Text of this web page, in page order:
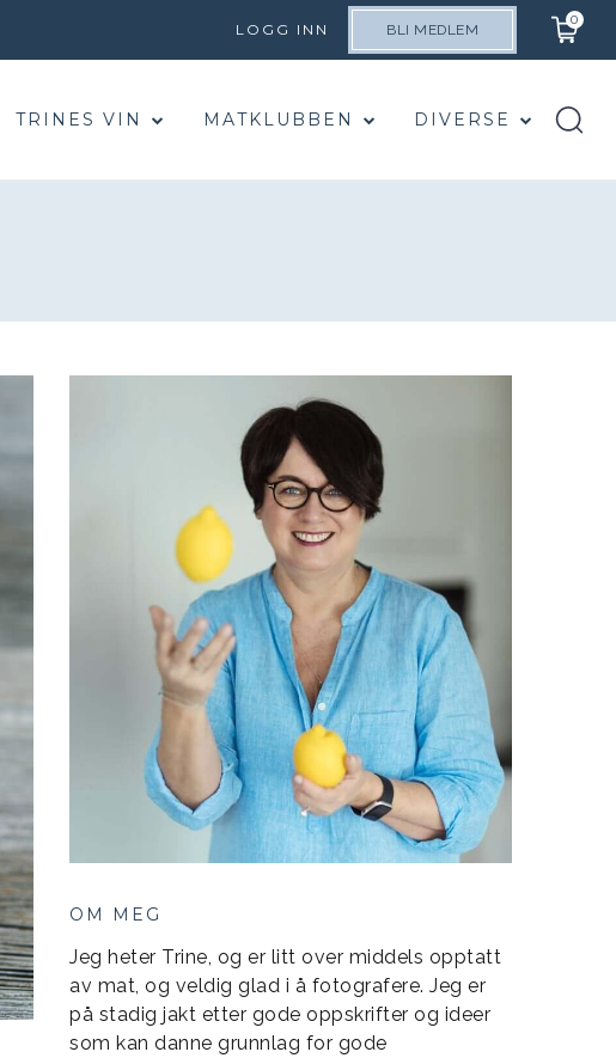
LOGG INN BLI MEDLEM
0
TRINES VIN MATKLUBBEN DIVERSE
OM MEG
Jeg heter Trine, og er litt over middels opptatt
av mat, og veldig glad i å fotografere. Jeg er
på stadig jakt etter gode oppskrifter og ideer
som kan danne grunnlag for gode